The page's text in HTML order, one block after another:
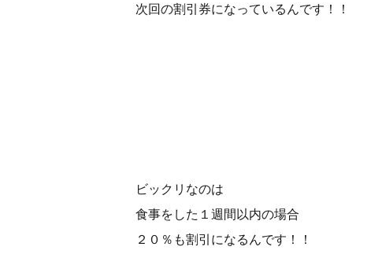
次回の割引券になっているんです！！
ビックリなのは
食事をした１週間以内の場合
２０％も割引になるんです！！